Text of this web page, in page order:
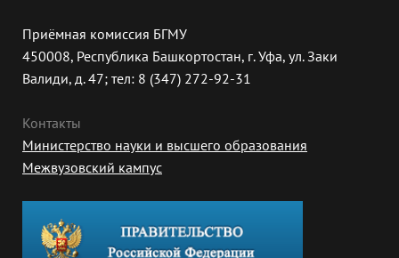
Приёмная комиссия БГМУ
450008, Республика Башкортостан, г. Уфа, ул. Заки
Валиди, д. 47; тел: 8 (347) 272-92-31
Контакты
Министерство науки и высшего образования
Межвузовский кампус